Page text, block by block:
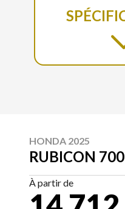
HONDA 2025
RUBICON
À partir de